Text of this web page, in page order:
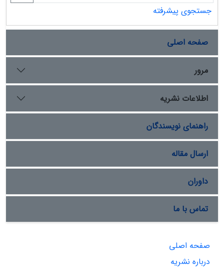
جستجوی پیشرفته
صفحه اصلی
مرور
اطلاعات نشریه
راهنمای نویسندگان
ارسال مقاله
داوران
تماس با ما
صفحه اصلی
درباره نشریه